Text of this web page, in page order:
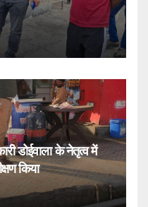
डोईवाला के नेतृत्व में
किया